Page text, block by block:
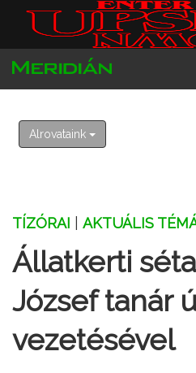
Alrovataink
TÍZÓRAI AKTUÁLIS
Állatkerti
József tanár
vezetésével